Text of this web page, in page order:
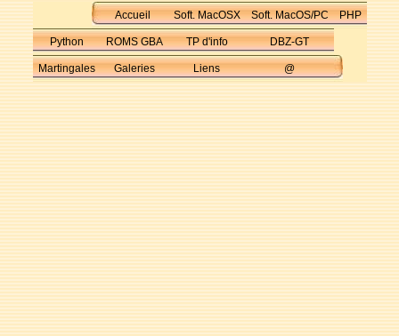
Accueil Soft. MacOSX Soft. MacOS/PC PHP
Python ROMS GBA TP d'info DBZ-GT
Martingales Galeries Liens @